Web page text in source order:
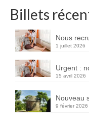
Billets
Nous
1 juillet 2026
Urgent :
15 avril 2026
Nouveau
9 février 2026